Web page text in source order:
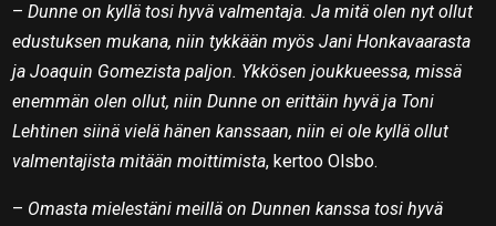
–Dunne on kyllä tosi hyvä valmentaja. Ja mitä olen nyt ollut
edustuksen mukana, niin tykkään myös Jani Honkavaarasta
ja Joaquin Gomezista paljon. Ykkösen joukkueessa, missä
enemmän olen ollut, niin Dunne on erittäin hyvä ja Toni
Lehtinen siinä vielä hänen kanssaan, niin ei ole kyllä ollut
valmentajista mitään moittimista, kertoo Olsbo.
– Omasta mielestäni meillä on Dunnen kanssa tosi hyvä